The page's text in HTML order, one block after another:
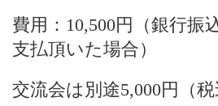
費用：10,500円（銀行
支払頂いた場合）
交流会は別途5,000円（税